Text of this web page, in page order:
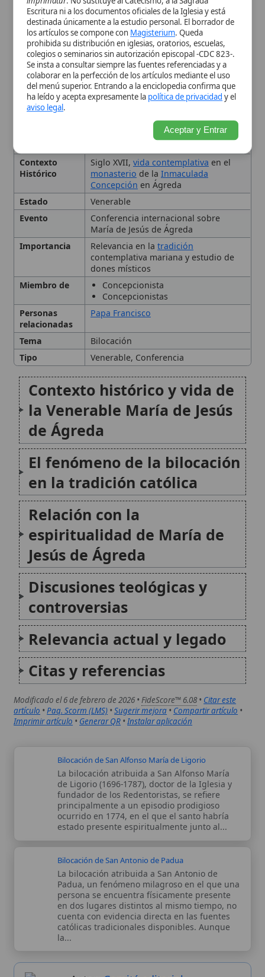
Contexto
Histórico
Siglo XVII,vida contemplativaen el
monasteriode laInmaculada
Concepciónen Ágreda
Estado Venerable
Evento
Conferencia internacional sobre
María de Jesús de Ágreda
Importancia
Relevancia en latradición
contemplativa mariana y estudio de
dones místicos
Miembro de
Tema
Bilocación
Tipo
Venerable, Conferencia
Contexto histórico y vida de
la Venerable María de Jesús
de Ágreda
El fenómeno de la bilocación
en la tradición católica
Relación con la
espiritualidad de María de
Jesús de Ágreda
Discusiones teológicas y
controversias
Relevancia actual y legado
Citas y referencias
Modificado el 6 de febrero de 2026 •FideScore™ 6.08•Citar este
artículo•Paq. Scorm (LMS)•Sugerir mejora•Compartir artículo•
Imprimir artículo•Generar QR•Instalar aplicación
Bilocación de San Alfonso María de Ligorio
La bilocación atribuida a San Alfonso María
de Ligorio (1696-1787), doctor de la Iglesia y
principalmente a un episodio prodigioso
ocurrido en 1774, en el que el santo habría
estado presente espiritualmente junto al...
Bilocación de San Antonio de Padua
La bilocación atribuida a San Antonio de
Padua, un fenómeno milagroso en el que una
persona se encuentra físicamente presente
en dos lugares distintos al mismo tiempo, no
católicas tradicionales disponibles. Aunque
la...
Artículo supervisado por el Comité
editorial de Wikitólica. Las afirmaciones
del artículo están basadas y contrastadas
usando fuentes catolicas: escritos
patrísticos, de santos, artículos
teológicos, documentos históricos, actas
la Iglesia.Proceso editorial →
Wikitólica © 2026. Enciclopedia del patrimonio doctrinal,
histórico y litúrgico de la Iglesia Católica. Parte de la red formativa
Curso Católico,Buscador Católicoy Custodio Animae. Con
analíticas anónimas. Licencia
(texto). Editado en
Valencia, España.
Sobre nosotros
Categorias